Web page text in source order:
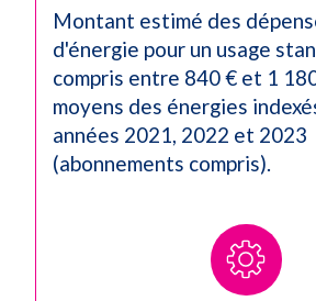
Montant estimé des
d'énergie pour un usage
compris entre 840 € et 1
moyens des énergies
années 2021, 2022 et 2023
(abonnements compris).